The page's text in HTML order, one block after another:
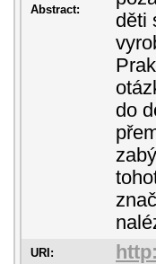
Abstract:
děti
do
URI: